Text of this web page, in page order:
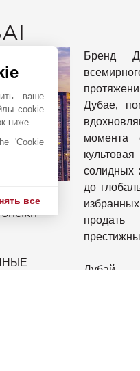
Бренд
Дубае,
момента
солидных
до
Дубай
ваше
cookie
ниже.
'Cookie
все
свои параметры